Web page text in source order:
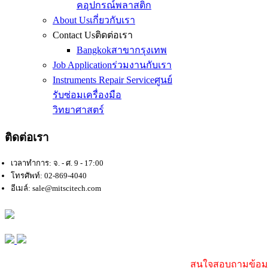
คอุปกรณ์พลาสติก
About Usเกี่ยวกับเรา
Contact Usติดต่อเรา
Bangkokสาขากรุงเทพ
Job Applicationร่วมงานกับเรา
Instruments Repair Serviceศูนย์
รับซ่อมเครื่องมือ
วิทยาศาสตร์
ติดต่อเรา
เวลาทำการ: จ. - ศ. 9 - 17:00
โทรศัพท์: 02-869-4040
อีเมล์: sale@mitscitech.com
สนใจสอบถามข้อ